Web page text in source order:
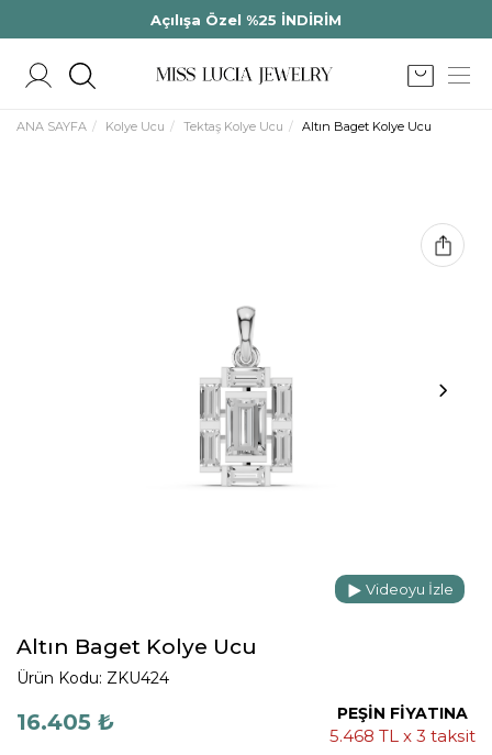
Açılışa Özel %25 İNDİRİM
ANA SAYFA Kolye Ucu Tektaş Kolye Ucu Altın Baget Kolye Ucu
Videoyu İzle
Altın Baget Kolye Ucu
Ürün Kodu: ZKU424
16.405 ₺ PEŞİN FİYATINA
5.468 TL x 3 taksit